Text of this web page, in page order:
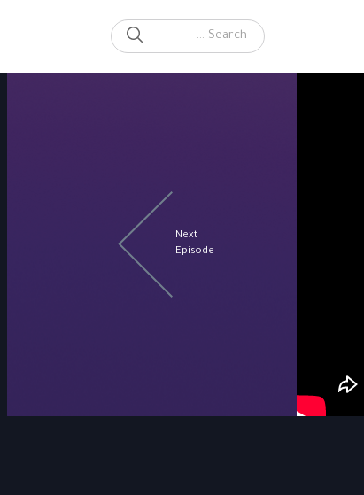
Search for:
SEARCH
Next
Episode